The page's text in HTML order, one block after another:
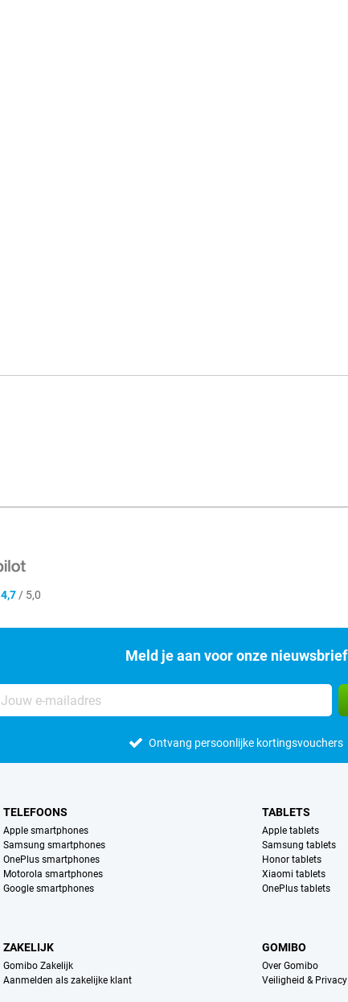
4,7 / 5,0
Meld je aan voor onze nieuwsbrief
Ontvang persoonlijke kortingsvouchers
TELEFOONS
Apple smartphones
Samsung smartphones
OnePlus smartphones
Motorola smartphones
Google smartphones
TABLETS
Apple tablets
Samsung tablets
Honor tablets
Xiaomi tablets
OnePlus tablets
ZAKELIJK
Gomibo Zakelijk
Aanmelden als zakelijke klant
GOMIBO
Over Gomibo
Veiligheid & Privacy